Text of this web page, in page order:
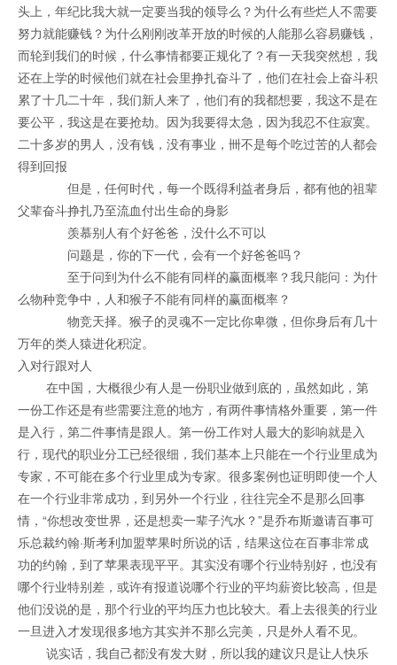
头上，年纪比我大就一定要当我的领导么？为什么有些烂人不需要
努力就能赚钱？为什么刚刚改革开放的时候的人能那么容易赚钱，
而轮到我们的时候，什么事情都要正规化了？有一天我突然想，我
还在上学的时候他们就在社会里挣扎奋斗了，他们在社会上奋斗积
累了十几二十年，我们新人来了，他们有的我都想要，我这不是在
要公平，我这是在要抢劫。因为我要得太急，因为我忍不住寂寞。
二十多岁的男人，没有钱，没有事业，卌不是每个吃过苦的人都会
得到回报
但是，任何时代，每一个既得利益者身后，都有他的祖辈
父辈奋斗挣扎乃至流血付出生命的身影
羡慕别人有个好爸爸，没什么不可以
问题是，你的下一代，会有一个好爸爸吗？
至于问到为什么不能有同样的赢面概率？我只能问：为什
么物种竞争中，人和猴子不能有同样的赢面概率？
物竞天择。猴子的灵魂不一定比你卑微，但你身后有几十
万年的类人猿进化积淀。
入对行跟对人
在中国，大概很少有人是一份职业做到底的，虽然如此，第
一份工作还是有些需要注意的地方，有两件事情格外重要，第一件
是入行，第二件事情是跟人。第一份工作对人最大的影响就是入
行，现代的职业分工已经很细，我们基本上只能在一个行业里成为
专家，不可能在多个行业里成为专家。很多案例也证明即使一个人
在一个行业非常成功，到另外一个行业，往往完全不是那么回事
情，“你想改变世界，还是想卖一辈子汽水？”是乔布斯邀请百事可
乐总裁约翰·斯考利加盟苹果时所说的话，结果这位在百事非常成
功的约翰，到了苹果表现平平。其实没有哪个行业特别好，也没有
哪个行业特别差，或许有报道说哪个行业的平均薪资比较高，但是
他们没说的是，那个行业的平均压力也比较大。看上去很美的行业
一旦进入才发现很多地方其实并不那么完美，只是外人看不见。
说实话，我自己都没有发大财，所以我的建议只是让人快乐